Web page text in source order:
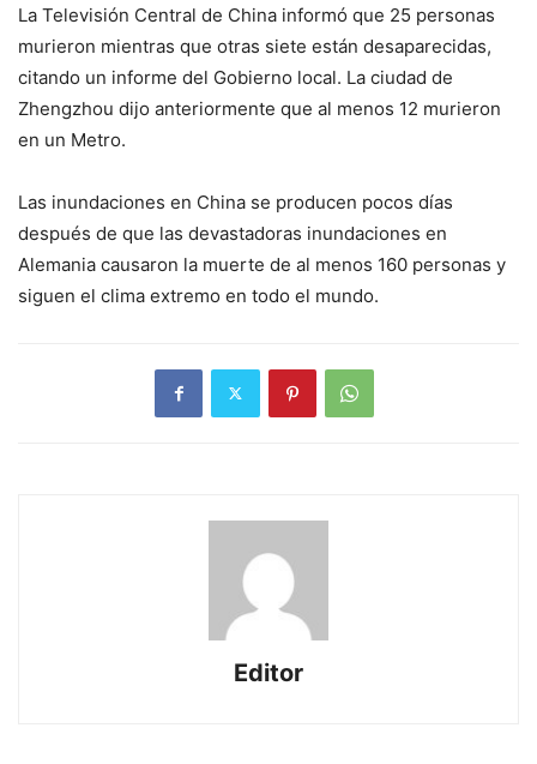
La Televisión Central de China informó que 25 personas
murieron mientras que otras siete están desaparecidas,
citando un informe del Gobierno local. La ciudad de
Zhengzhou dijo anteriormente que al menos 12 murieron
en un Metro.
Las inundaciones en China se producen pocos días
después de que las devastadoras inundaciones en
Alemania causaron la muerte de al menos 160 personas y
siguen el clima extremo en todo el mundo.
Editor